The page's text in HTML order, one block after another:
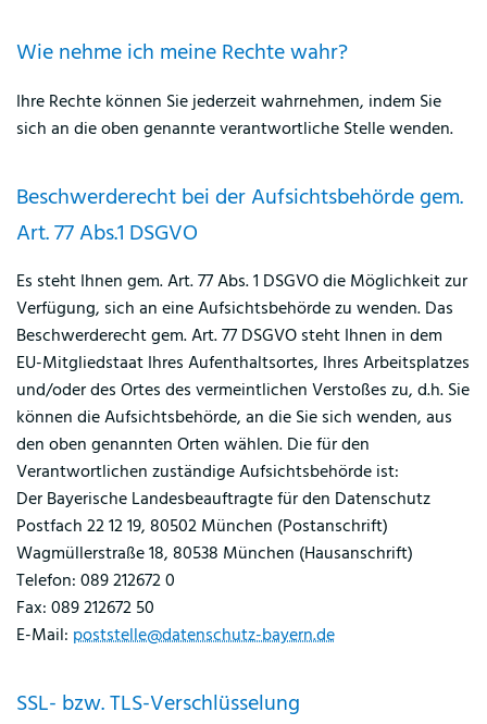
Wie nehme ich meine Rechte wahr?
Ihre Rechte können Sie jederzeit wahrnehmen, indem Sie
sich an die oben genannte verantwortliche Stelle wenden.
Beschwerderecht bei der Aufsichtsbehörde gem.
Art. 77 Abs.1 DSGVO
Es steht Ihnen gem. Art. 77 Abs. 1 DSGVO die Möglichkeit zur
Verfügung, sich an eine Aufsichtsbehörde zu wenden. Das
Beschwerderecht gem. Art. 77 DSGVO steht Ihnen in dem
EU-Mitgliedstaat Ihres Aufenthaltsortes, Ihres Arbeitsplatzes
und/oder des Ortes des vermeintlichen Verstoßes zu, d.h. Sie
können die Aufsichtsbehörde, an die Sie sich wenden, aus
den oben genannten Orten wählen. Die für den
Verantwortlichen zuständige Aufsichtsbehörde ist:
Der Bayerische Landesbeauftragte für den Datenschutz
Postfach 22 12 19, 80502 München (Postanschrift)
Wagmüllerstraße 18, 80538 München (Hausanschrift)
Telefon: 089 212672 0
Fax: 089 212672 50
E-Mail: poststelle@datenschutz-bayern.de
SSL- bzw. TLS-Verschlüsselung